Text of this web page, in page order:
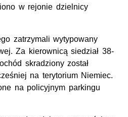
w rejonie dzielnicy
zatrzymali wytypowany
Za kierownicą siedział 38-
skradziony został
na terytorium Niemiec.
na policyjnym parkingu